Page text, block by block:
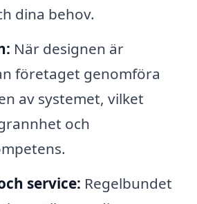
dina behov.
När designen är
företaget genomföra
av systemet, vilket
och
service: Regelbundet